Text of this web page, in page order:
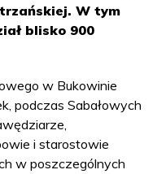
W tym
blisko 900
w Bukowinie
podczas Sabałowych
i starostowie
w poszczególnych